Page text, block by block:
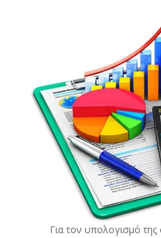
Για τον υπολογισμό της